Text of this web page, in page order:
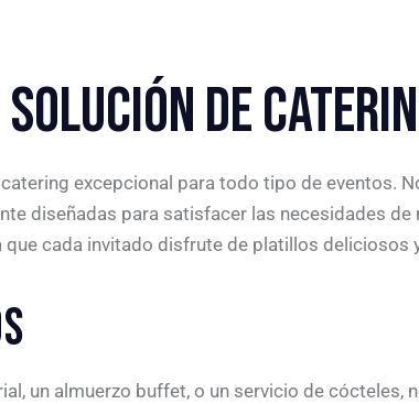
DE
excepcional para todo tipo de eventos.
diseñadas para satisfacer las necesidades
cada invitado disfrute de platillos deliciosos
un almuerzo buffet, o un servicio de